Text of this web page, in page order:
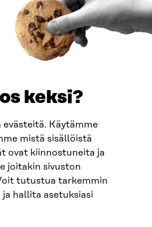
keksi?
Käytämme
mistä sisällöistä
ovat kiinnostuneita ja
joitakin sivuston
tutustua tarkemmin
hallita asetuksiasi